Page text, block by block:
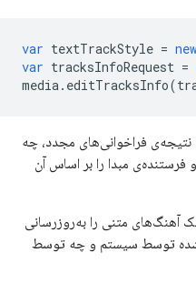
var textTrackStyle = new
var tracksInfoRequest =
media. editTracksInfo(
فراخوانی‌های مجدد، چه
مبدا را بر اساس آن
آهنگ‌های متنی را به‌روزرسانی
شده توسط سیستم و چه توسط